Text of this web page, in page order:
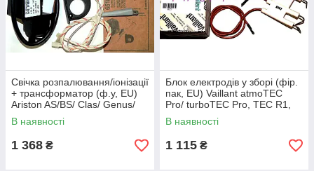
Свічка розпалювання/іонізації
+ трансформатор (ф.у, EU)
Ariston AS/BS/ Clas/ Genus/
Egis, арт. 65104653, к.з.
0942/4
В наявності
1 368 ₴
Блок електродів у зборі (фір.
пак, EU) Vaillant atmoTEC
Pro/ turboTEC Pro, TEC R1,
артикул 0020039057, к.з.1006
В наявності
1 115 ₴